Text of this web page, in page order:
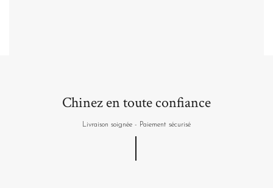
Chinez en toute confiance
Livraison soignée - Paiement sécurisé